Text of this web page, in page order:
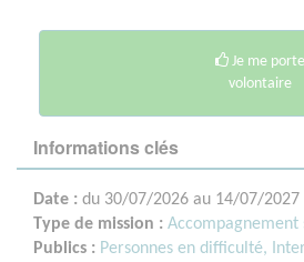
Je me porte
volontaire
Informations clés
Date : du 30/07/2026 au 14/07/2027
Type de mission :
Publics : Personnes en difficulté,